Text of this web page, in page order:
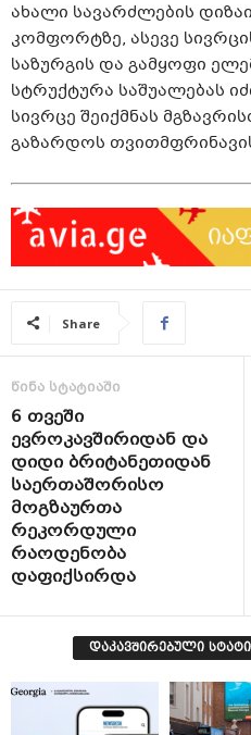
ახალი სავარძლების
კომფორტზე, ასევე
საზურგის და გამყოფი
სტრუქტურა საშუალებას
სივრცე შეიქმნას
გაზარდოს
Share
წინა სტატიაში
6 თვეში
ევროკავშირიდან და
დიდი ბრიტანეთიდან
საერთაშორისო
მოგზაურთა
რეკორდული
რაოდენობა
დაფიქსირდა
დაკავშირებული